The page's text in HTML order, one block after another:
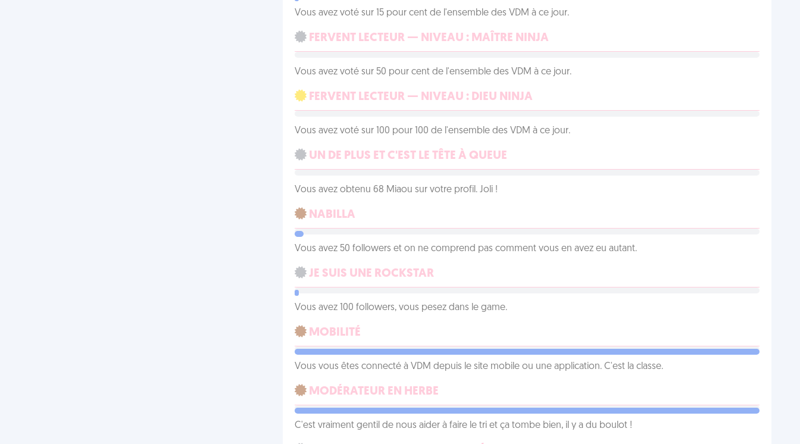
Vous avez voté sur 15 pour cent de l'ensemble des VDM à ce jour.
FERVENT LECTEUR — NIVEAU : MAÎTRE NINJA
Vous avez voté sur 50 pour cent de l'ensemble des VDM à ce jour.
FERVENT LECTEUR — NIVEAU : DIEU NINJA
Vous avez voté sur 100 pour 100 de l'ensemble des VDM à ce jour.
UN DE PLUS ET C'EST LE TÊTE À QUEUE
Vous avez obtenu 68 Miaou sur votre profil. Joli !
NABILLA
Vous avez 50 followers et on ne comprend pas comment vous en avez eu autant.
JE SUIS UNE ROCKSTAR
Vous avez 100 followers, vous pesez dans le game.
MOBILITÉ
Vous vous êtes connecté à VDM depuis le site mobile ou une application. C'est la classe.
MODÉRATEUR EN HERBE
C'est vraiment gentil de nous aider à faire le tri et ça tombe bien, il y a du boulot !